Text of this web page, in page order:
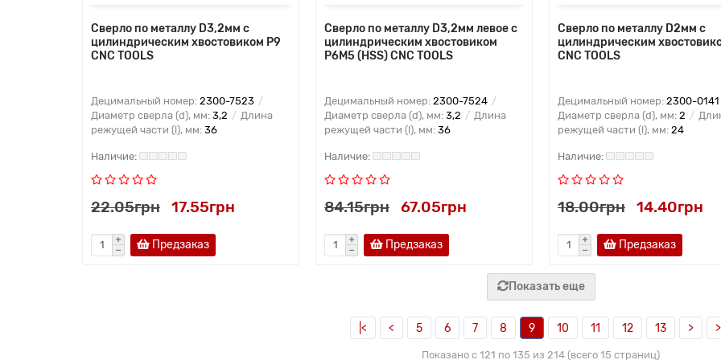
Сверло по металлу D3,2мм с
цилиндрическим хвостовиком Р9
CNC TOOLS
Децимальный номер: 2300-7523
Диаметр сверла (d), мм: 3,2
Длина
режущей части (l), мм: 36
22.05грн 17.55грн
Предзаказ
Сверло по металлу D3,2мм левое с
цилиндрическим хвостовиком
Р6М5 (HSS) CNC TOOLS
Децимальный номер: 2300-7524
Диаметр сверла (d), мм: 3,2
Длина
режущей части (l), мм: 36
84.15грн 67.05грн
Предзаказ
Сверло по металлу D2мм с
цилиндрическим
CNC TOOLS
Децимальный номер: 2300-0141
Диаметр сверла (d), мм: 2
режущей части (l), мм: 24
18.00грн 14.40грн
Предзаказ
Показать еще
|< < 5 6 7 8 9 10 11 12 13 > >|
Показано с 121 по 135 из 214 (всего 15 страниц)